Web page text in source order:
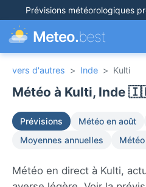
Prévisions météorologiques
Meteo.best
vers d'autres > Inde > Kulti
Météo à Kulti, Inde
Prévisions Météo en août
Moyennes annuelles
Météo en direct à Kulti,